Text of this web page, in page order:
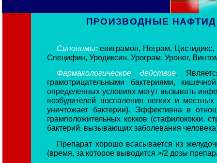
ПРОИЗВОДНЫЕ
Синонимы: евиграмон, Неграм,
Специфин, Уродиксин, Урограм, Уронег,
Фармакологическое действие.
грамотрицательными бактериями,
определенных условиях могут вызывать
возбудителей воспаления легких и
уничтожает бактерии). Эффективна в
грамположительных кокков (стафилококки,
бактерий, вызывающих заболевания
Препарат хорошо всасывается из
(время, за которое выводится >/2 дозы